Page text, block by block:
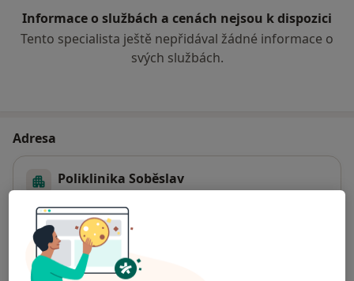
Informace o službách a cenách nejsou k dispozici
Tento specialista ještě nepřidával žádné informace o
svých službách.
Adresa
Poliklinika Soběslav